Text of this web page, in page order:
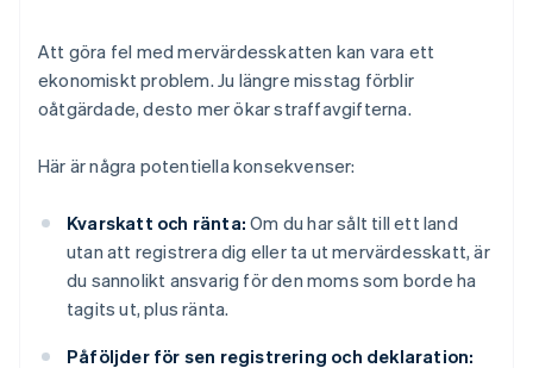
Att göra fel med mervärdesskatten kan vara ett
ekonomiskt problem. Ju längre misstag förblir
oåtgärdade, desto mer ökar straffavgifterna.
Här är några potentiella konsekvenser:
Kvarskatt och ränta: Om du har sålt till ett land
utan att registrera dig eller ta ut mervärdesskatt, är
du sannolikt ansvarig för den moms som borde ha
tagits ut, plus ränta.
Påföljder för sen registrering och deklaration: